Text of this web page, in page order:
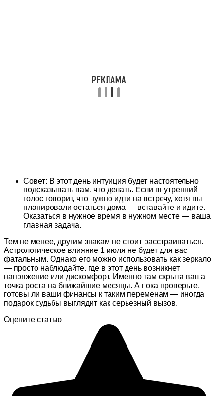
Совет: В этот день интуиция будет настоятельно
подсказывать вам, что делать. Если внутренний
голос говорит, что нужно идти на встречу, хотя вы
планировали остаться дома — вставайте и идите.
Оказаться в нужное время в нужном месте — ваша
главная задача.
Тем не менее, другим знакам не стоит расстраиваться.
Астрологическое влияние 1 июля не будет для вас
фатальным. Однако его можно использовать как зеркало
— просто наблюдайте, где в этот день возникнет
напряжение или дискомфорт. Именно там скрыта ваша
точка роста на ближайшие месяцы. А пока проверьте,
готовы ли ваши финансы к таким переменам — иногда
подарок судьбы выглядит как серьезный вызов.
Оцените статью